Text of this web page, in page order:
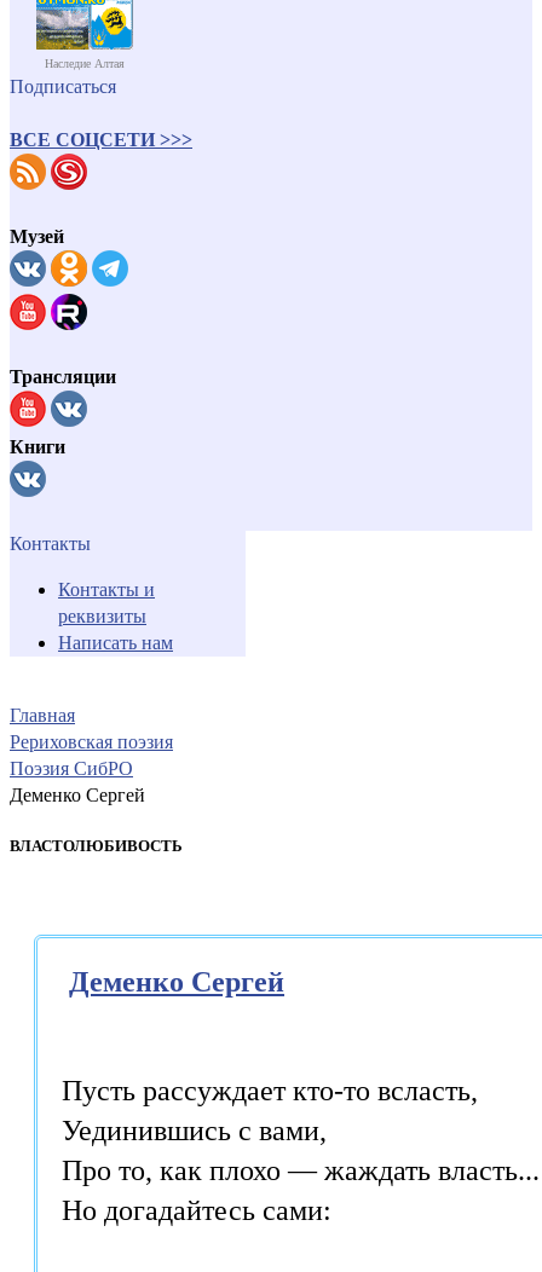
Наследие Алтая
Подписаться
ВСЕ СОЦСЕТИ >>>
Музей
Трансляции
Книги
Контакты
Контакты и
реквизиты
Написать нам
Главная
Рериховская поэзия
Поэзия СибРО
Деменко Сергей
ВЛАСТОЛЮБИВОСТЬ
Деменко Сергей
Пусть рассуждает кто-то всласть,
Уединившись с вами,
Про то, как плохо — жаждать власть...
Но догадайтесь сами: